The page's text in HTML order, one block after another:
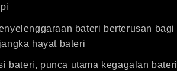
bateri berterusan bagi
hayat bateri
bateri, punca utama kegagalan bateri